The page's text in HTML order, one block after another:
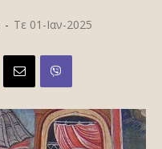
- Τε 01-Ιαν-2025